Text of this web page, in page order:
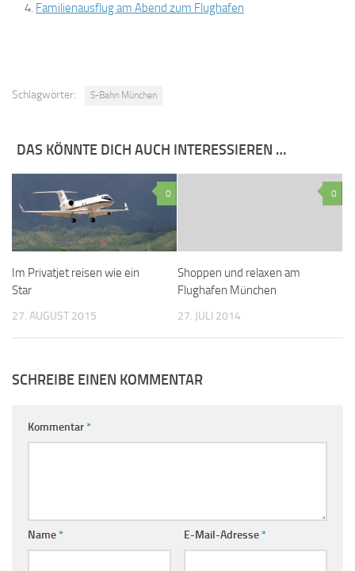
Familienausflug am Abend zum Flughafen
Schlagwörter: S-Bahn München
DAS KÖNNTE DICH AUCH INTERESSIEREN …
0
Im Privatjet reisen wie ein
Star
27. AUGUST 2015
0
Shoppen und relaxen am
Flughafen München
27. JULI 2014
SCHREIBE EINEN KOMMENTAR
Kommentar*
Name* E-Mail-Adresse*